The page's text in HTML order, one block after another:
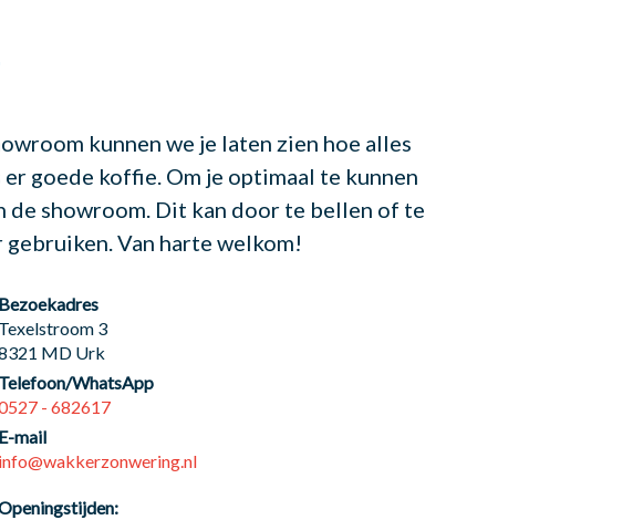
kunnen we je laten zien hoe alles
goede koffie. Om je optimaal te kunnen
de showroom. Dit kan door te bellen of te
Van harte welkom!
Bezoekadres
Texelstroom 3
MD Urk
Telefoon/WhatsApp
- 682617
E-mail
info@wakkerzonwering.nl